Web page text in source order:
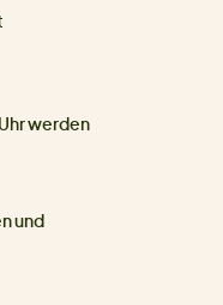
werden
und